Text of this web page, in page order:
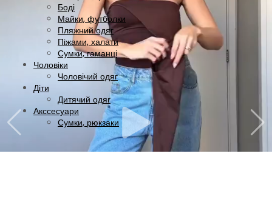
Боді
Майки, футболки
Пляжний одяг
Піжами, халати
Сумки, гаманці
Чоловіки
Чоловічий одяг
Діти
Дитячий одяг
Акссесуари
Сумки, рюкзаки